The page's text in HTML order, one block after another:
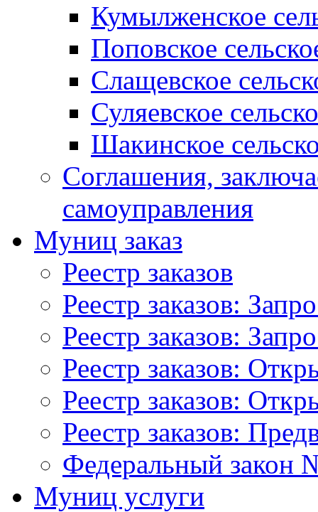
Кумылженское
Поповское
Слащевское
Суляевское
Шакинское
Соглашения,
самоуправления
Муниц заказ
Реестр заказов
Реестр заказов:
Реестр заказов:
Реестр заказов:
Реестр заказов:
Реестр заказов:
Федеральный закон
Муниц услуги